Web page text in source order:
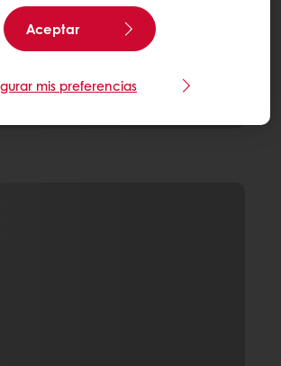
Aceptar
mis preferencias